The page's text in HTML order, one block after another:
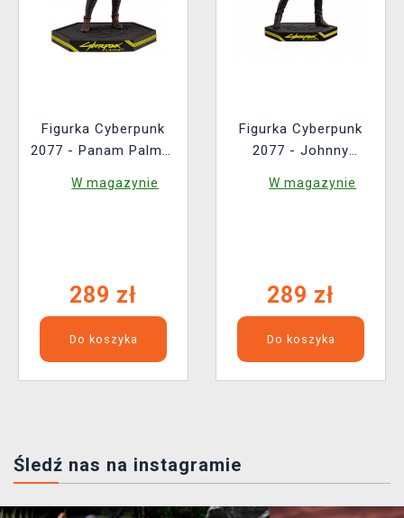
Figurka Cyberpunk
2077 - Panam Palmer
W magazynie
289 zł
Do koszyka
Figurka Cyberpunk
2077 - Johnny
Horse, 24 cm)
W magazynie
289 zł
Do koszyka
Śledź nas na instagramie